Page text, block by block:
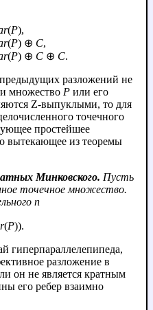
(P),
(P) ⊕ C,
(P) ⊕ C ⊕ C.
разложений не
множество P или его
Z-выпуклыми, то для
точечного
простейшее
вытекающее из теоремы
Минковского. Пусть
точечное множество.
n
(P)).
гиперпараллелепипеда,
разложение в
он не является кратным
его ребер взаимно